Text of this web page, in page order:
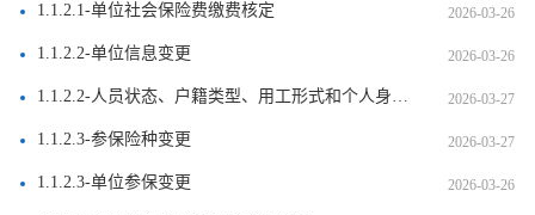
1.1.2.1-单位社会保险费缴费核定 2026-03-26
1.1.2.2-单位信息变更 2026-03-26
1.1.2.2-人员状态、户籍类型、用工形式和个人身份变更 2026-03-27
1.1.2.3-参保险种变更 2026-03-27
1.1.2.3-单位参保变更 2026-03-26